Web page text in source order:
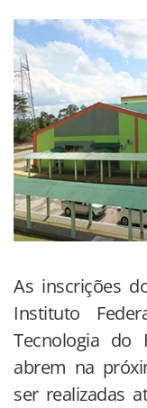
As inscrições
Instituto
Tecnologia do
abrem na
ser realizadas